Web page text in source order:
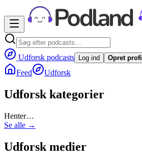
Udforsk podcasts Log ind Opret profil
Feed Udforsk
Udforsk kategorier
Henter…
Se alle →
Udforsk medier